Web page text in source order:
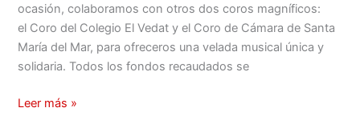
ocasión, colaboramos con otros dos coros magníficos:
el Coro del Colegio El Vedat y el Coro de Cámara de Santa
María del Mar, para ofreceros una velada musical única y
solidaria. Todos los fondos recaudados se
Leer más »